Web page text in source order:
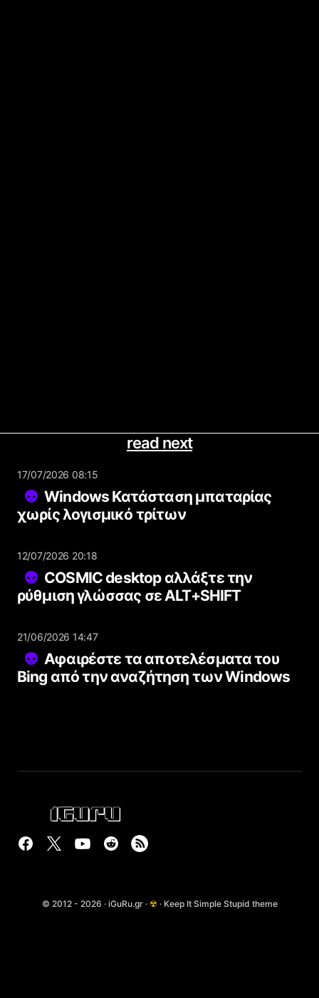
read next
17/07/2026 08:15
Windows Κατάσταση μπαταρίας
χωρίς λογισμικό τρίτων
12/07/2026 20:18
COSMIC desktop αλλάξτε την
ρύθμιση γλώσσας σε ALT+SHIFT
21/06/2026 14:47
Αφαιρέστε τα αποτελέσματα του
Bing από την αναζήτηση των Windows
© 2012 - 2026 · iGuRu.gr · ☢ · Keep It Simple Stupid theme